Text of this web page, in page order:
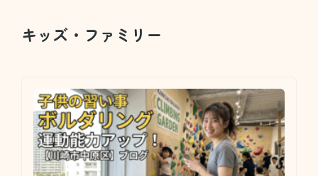
キッズ・ファミリー